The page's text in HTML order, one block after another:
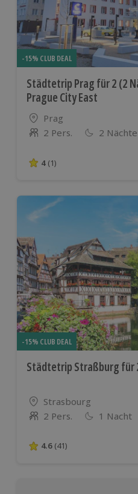
-15% CLUB DEAL
Städtetrip Prag für 2 (2
Prague City East
Standort
Prag
Anzahl der Teilnehmer
2 Pers. 2 Nächte
4 von 5 Sternen
4 (1)
-15% CLUB DEAL
Städtetrip Straßburg für
Standort
Strasbourg
Anzahl der Teilnehmer
2 Pers. 1 Nacht
4.6 von 5 Sternen
4.6 (41)